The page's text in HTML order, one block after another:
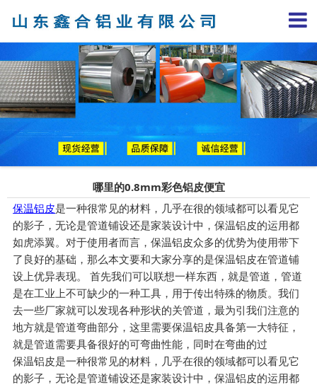
哪里的0.8mm彩色铝皮便宜
保温铝皮是一种很常见的材料，几乎在很的领域都可以看见它
的影子，无论是管道铺设还是家装设计中，保温铝皮的运用都
如虎添翼。对于使用者而言，保温铝皮众多的优势为使用带下
了良好的基础，那么本文要和大家分享的是保温铝皮在管道铺
设上优异表现。 首先我们可以联想一样东西，就是管道，管道
是在工业上不可缺少的一种工具，用于传出特殊的物质。我们
去一些厂家就可以发现各种形状的关管道，最为引我们注意的
地方就是管道弯曲部分，这里需要保温铝皮具备第一大特征，
就是管道需要具备很好的可弯曲性能，同时在弯曲的过
保温铝皮是一种很常见的材料，几乎在很的领域都可以看见它
的影子，无论是管道铺设还是家装设计中，保温铝皮的运用都